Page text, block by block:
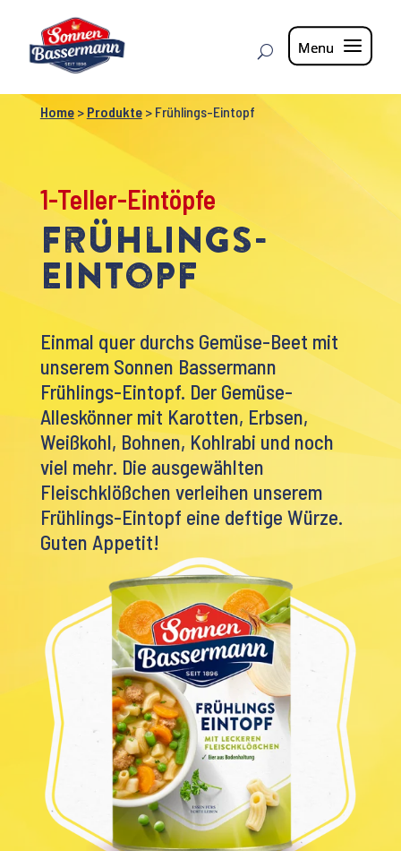
Home> Produkte> Frühlings-Eintopf
1-Teller-Eintöpfe
Frühlings-
Eintopf
Einmal quer durchs Gemüse-Beet mit
unserem Sonnen Bassermann
Frühlings-Eintopf. Der Gemüse-
Alleskönner mit Karotten, Erbsen,
Weißkohl, Bohnen, Kohlrabi und noch
viel mehr. Die ausgewählten
Fleischklößchen verleihen unserem
Frühlings-Eintopf eine deftige Würze.
Guten Appetit!